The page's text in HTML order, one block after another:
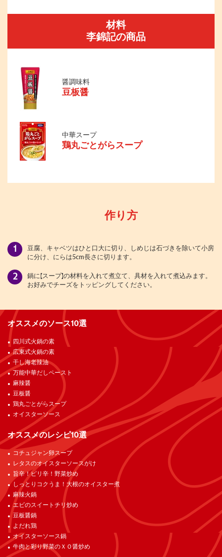
材料
李錦記の商品
醤調味料
豆板醤
中華スープ
鶏丸ごとがらスープ
作り方
豆腐、キャベツはひと口大に切り、しめじは石づきを除いて小房
に分け、にらは5cm長さに切ります。
鍋に【スープ】の材料を入れて煮立て、具材を入れて煮込みます。
お好みでチーズをトッピングしてください。
オススメのソース10選
四川式火鍋の素
広東式火鍋の素
干し海老辣油
万能中華だしペースト
麻辣醤
豆板醤
鶏丸ごとがらスープ
オイスターソース
オススメのレシピ10選
コチュジャン卵スープ
レタスのオイスターソースがけ
旨辛！ピリ辛！野菜炒め
しっとりコクうま！大根のオイスター煮
麻辣火鍋
エビのスイートチリ炒め
豆板醤鍋
よだれ鶏
オイスターソース鍋
牛肉と彩り野菜のＸＯ醤炒め